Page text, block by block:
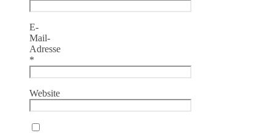
E-
Mail-
Adresse
*
Website